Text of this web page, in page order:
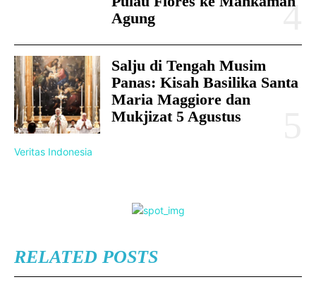
Agung
Salju di Tengah Musim
Panas: Kisah Basilika Santa
Maria Maggiore dan
Mukjizat 5 Agustus
Veritas Indonesia
RELATED POSTS